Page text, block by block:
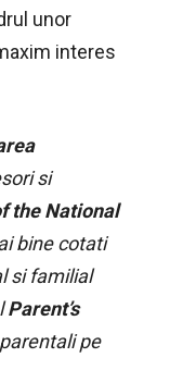
unor
interes
si
the National
bine cotati
si familial
Parent’s
pe